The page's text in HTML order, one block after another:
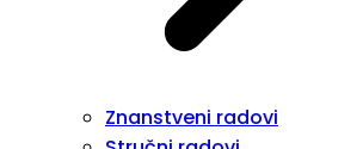
Znanstveni radovi